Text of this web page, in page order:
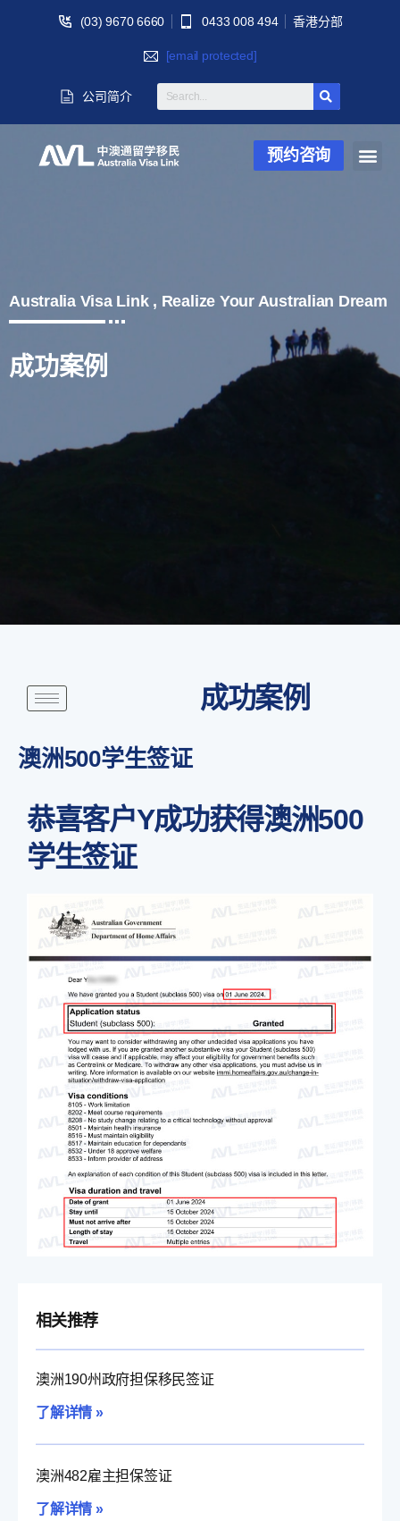
(03) 9670 6660 0433 008 494 香港分部
[email protected]
公司简介
预约咨询
Australia Visa Link , Realize Your Australian Dream
成功案例
成功案例
澳洲500学生签证
恭喜客户Y成功获得澳洲500
学生签证
相关推荐
澳洲190州政府担保移民签证
了解详情 »
澳洲482雇主担保签证
了解详情 »